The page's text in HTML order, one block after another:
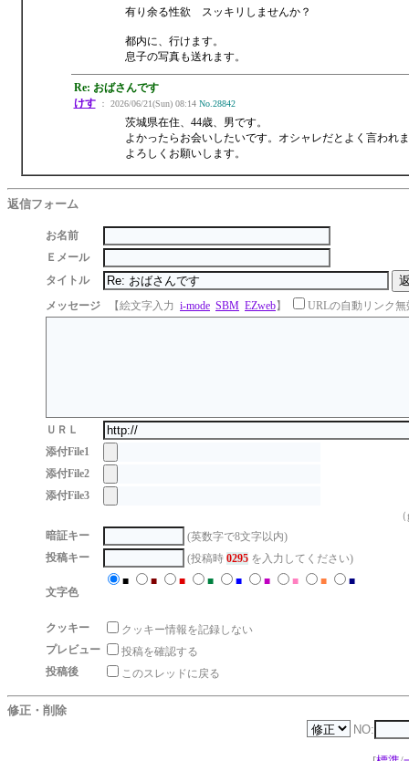
有り余る性欲 スッキリしませんか？
都内に、行けます。
息子の写真も送れます。
Re: おばさんです
けす： 2026/06/21(Sun) 08:14 No.28842
茨城県在住、44歳、男です。
よかったらお会いしたいです。オシャレだとよく言われ
よろしくお願いします。
返信フォーム
お名前
Ｅメール
タイトル
メッセージ
【絵文字入力 i-mode SBM EZweb】 URLの自動リンク無
ＵＲＬ
添付File1
添付File2
添付File3
暗証キー
(英数字で8文字以内)
投稿キー
(投稿時 0295 を入力してください)
文字色
■ ■ ■ ■ ■ ■ ■ ■ ■
クッキー
クッキー情報を記録しない
プレビュー
投稿を確認する
投稿後
このスレッドに戻る
修正・削除
NO: